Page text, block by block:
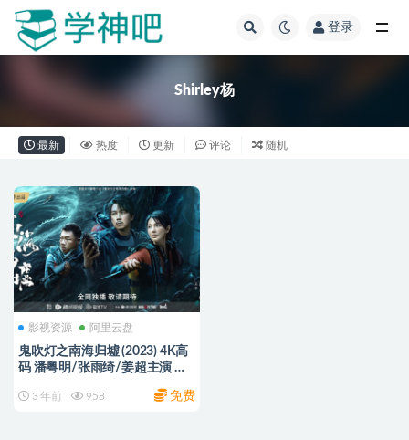
登录
Shirley杨
最新 热度 更新 评论 随机
影视资源 阿里云盘
鬼吹灯之南海归墟 (2023) 4K高
码 潘粤明/张雨绮/姜超主演 阿
3 年前 958 免费